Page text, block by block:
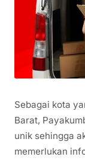
Sebagai kota
Barat,
unik sehingga
memerlukan